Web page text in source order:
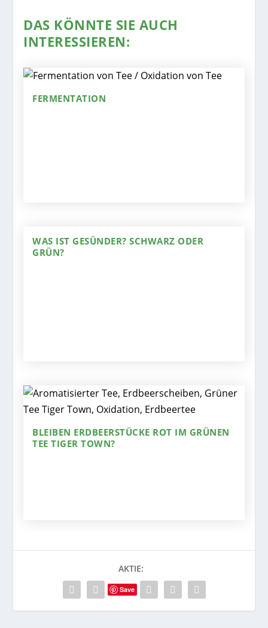
DAS KÖNNTE SIE AUCH
INTERESSIEREN:
FERMENTATION
WAS IST GESÜNDER? SCHWARZ ODER
GRÜN?
BLEIBEN ERDBEERSTÜCKE ROT IM GRÜNEN
TEE TIGER TOWN?
AKTIE:
Save